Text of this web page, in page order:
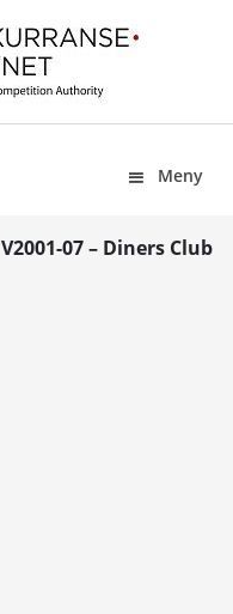
Meny
V2001-07 – Diners Club